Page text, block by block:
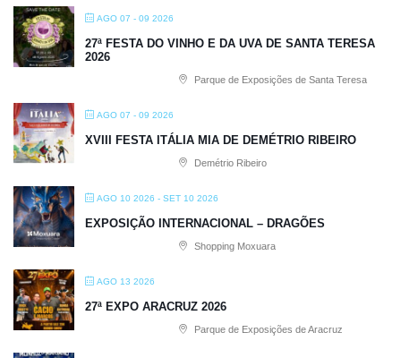
AGO 07 - 09 2026
27ª FESTA DO VINHO E DA UVA DE SANTA TERESA
2026
Parque de Exposições de Santa Teresa
AGO 07 - 09 2026
XVIII FESTA ITÁLIA MIA DE DEMÉTRIO RIBEIRO
Demétrio Ribeiro
AGO 10 2026 - SET 10 2026
EXPOSIÇÃO INTERNACIONAL – DRAGÕES
Shopping Moxuara
AGO 13 2026
27ª EXPO ARACRUZ 2026
Parque de Exposições de Aracruz